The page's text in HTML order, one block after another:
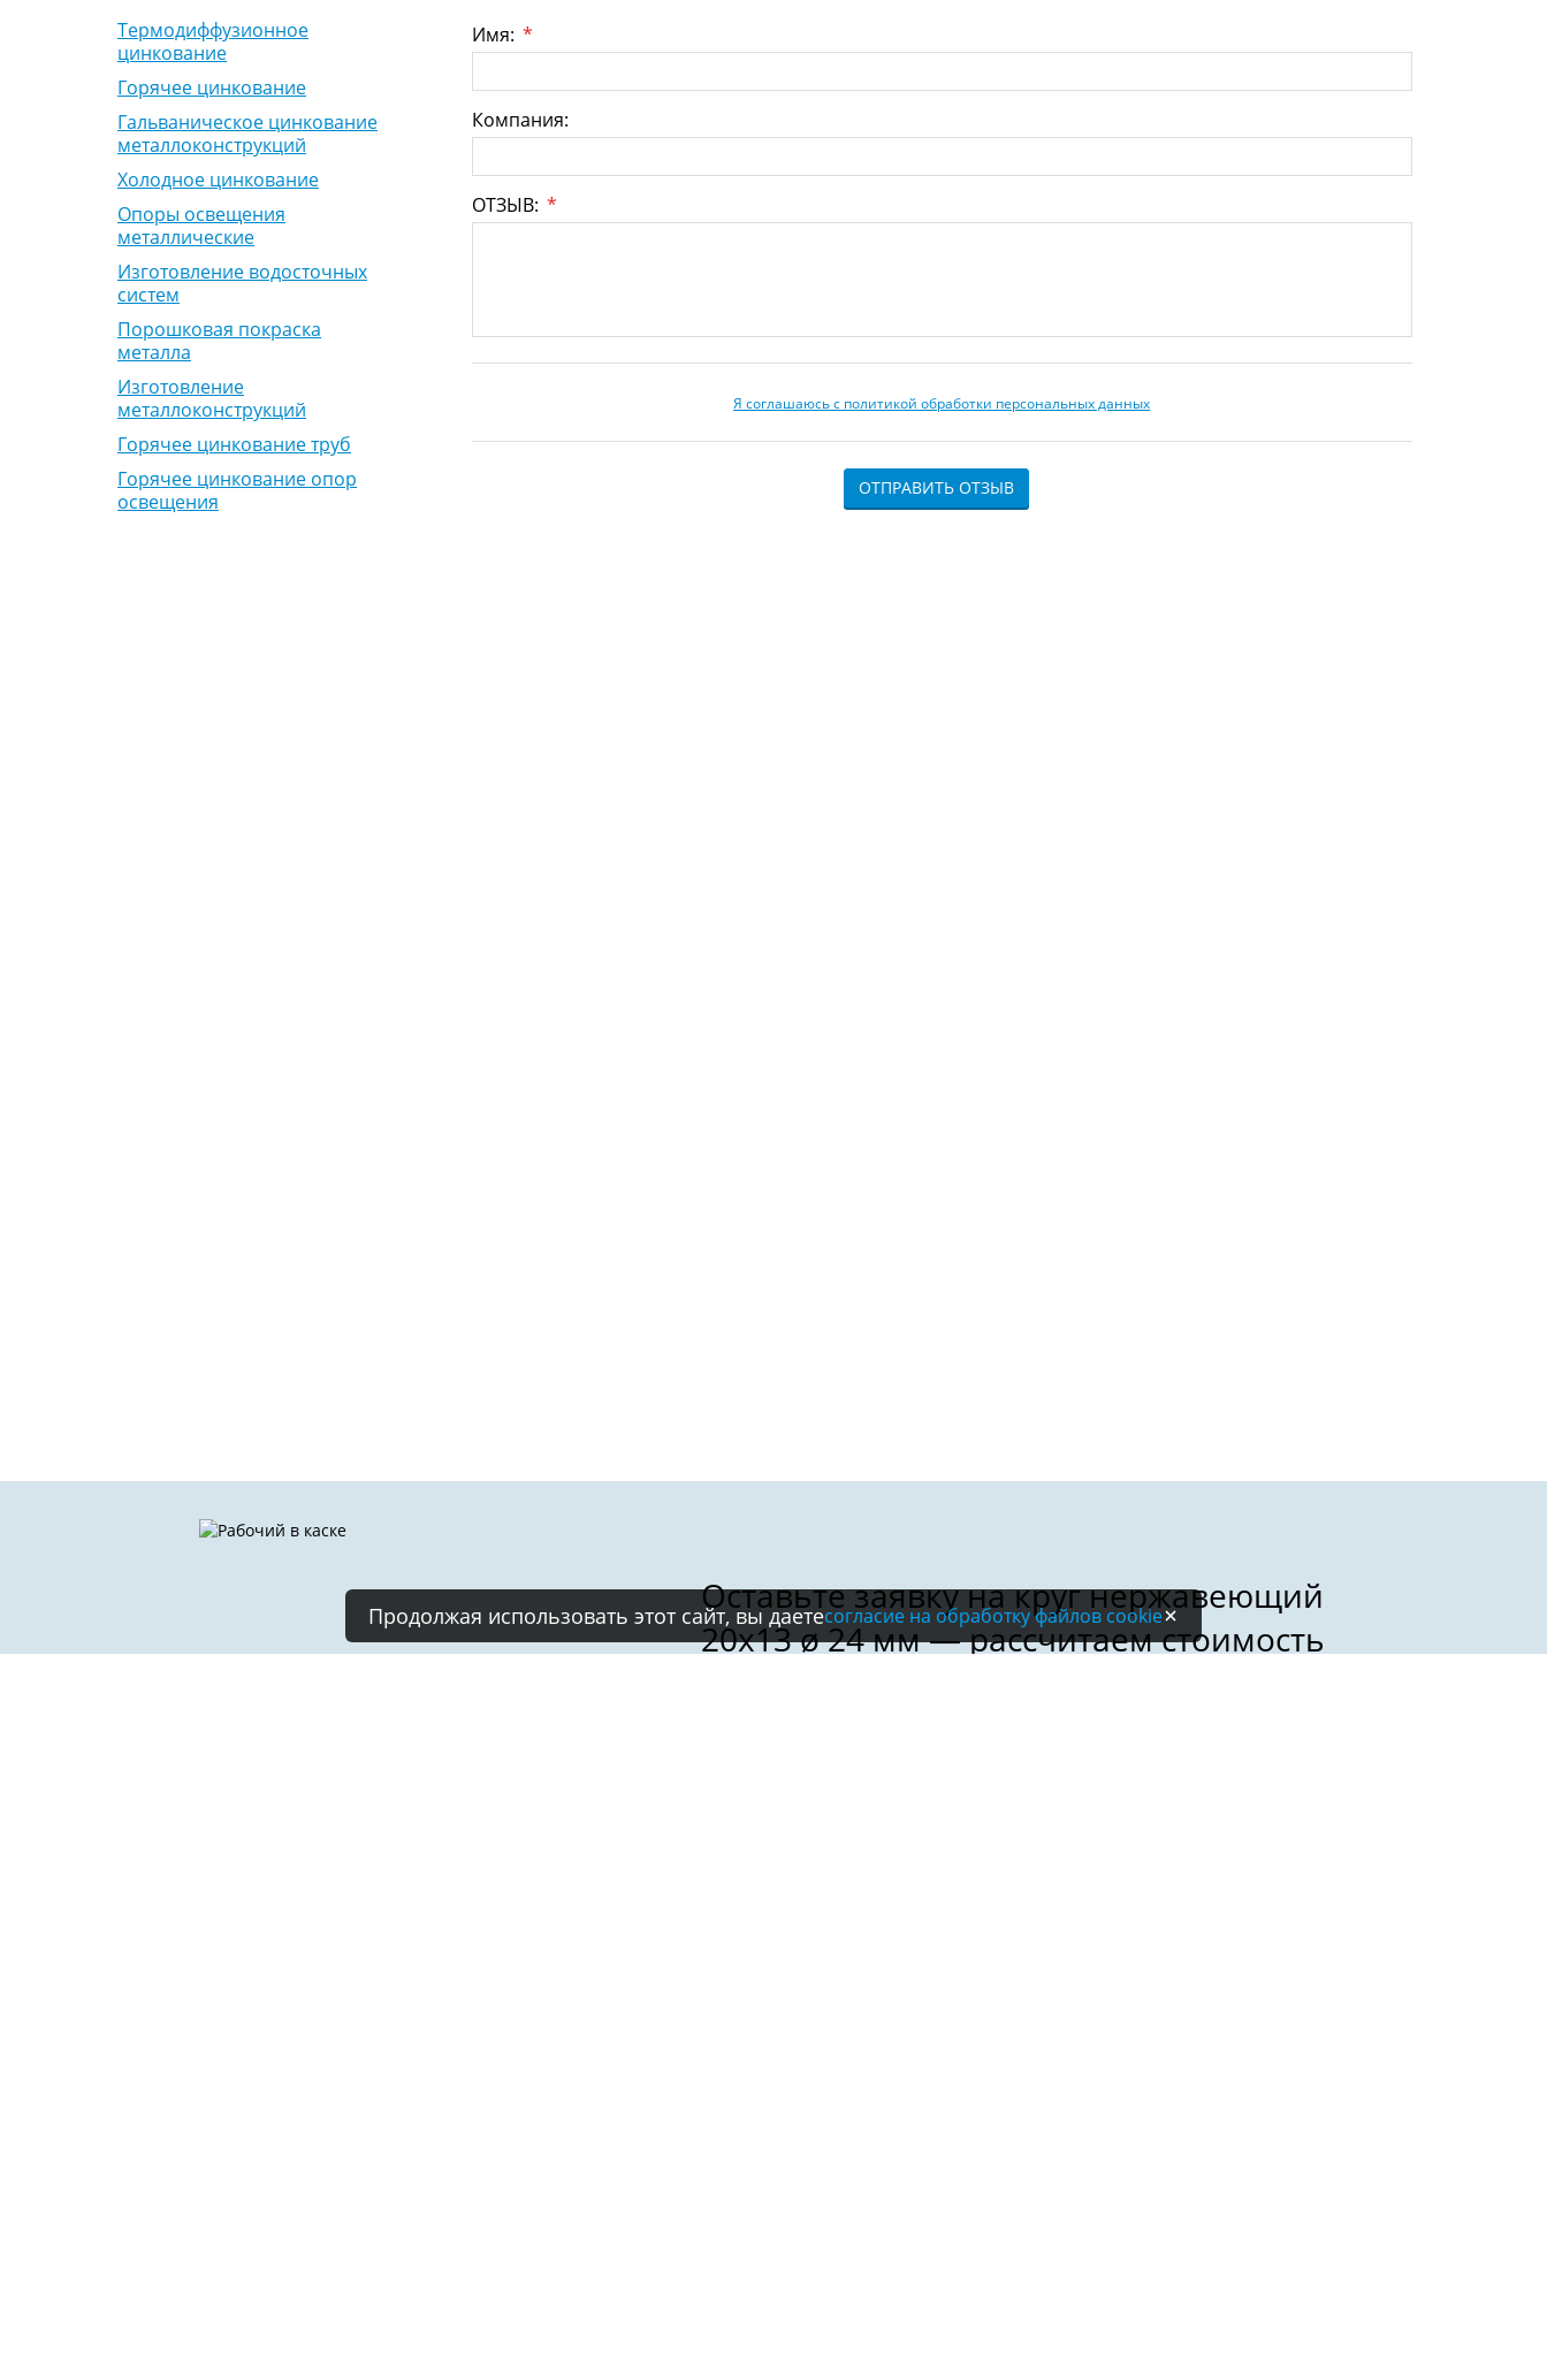
Термодиффузионное
цинкование
Горячее цинкование
Гальваническое цинкование
металлоконструкций
Холодное цинкование
Опоры освещения
металлические
Изготовление водосточных
систем
Порошковая покраска
металла
Изготовление
металлоконструкций
Горячее цинкование труб
Горячее цинкование опор
освещения
Имя: *
Компания:
ОТЗЫВ: *
Я соглашаюсь с политикой обработки персональных данных
ОТПРАВИТЬ ОТЗЫВ
Продолжая использовать этот сайт, вы даетесогласие на обработку файлов cookie